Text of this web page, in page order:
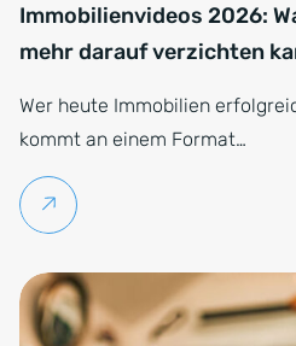
Immobilienvideos 2026:
mehr darauf verzichten
Wer heute Immobilien
kommt an einem Format…
Weiterlesen